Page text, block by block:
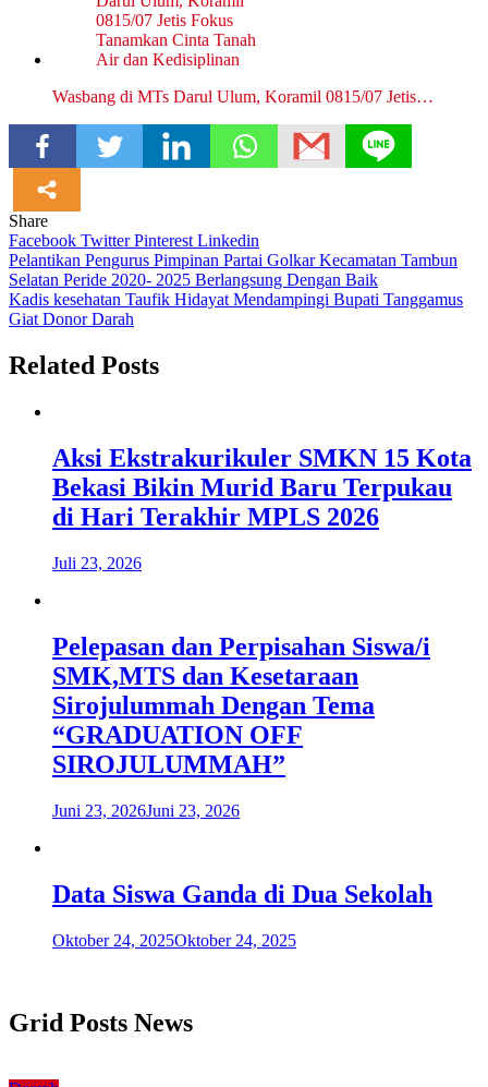
Wasbang di MTs Darul Ulum, Koramil 0815/07 Jetis…
Share
Facebook TwitterPinterest Linkedin
Navigasi
pos
Pelantikan Pengurus Pimpinan Partai Golkar Kecamatan Tambun
Selatan Peride 2020- 2025 Berlangsung Dengan Baik
Kadis kesehatan Taufik Hidayat Mendampingi Bupati Tanggamus
Giat Donor Darah
Related Posts
Aksi Ekstrakurikuler SMKN 15 Kota
Bekasi Bikin Murid Baru Terpukau
di Hari Terakhir MPLS 2026
Juli 23, 2026
Pelepasan dan Perpisahan Siswa/i
SMK,MTS dan Kesetaraan
Sirojulummah Dengan Tema
“GRADUATION OFF
SIROJULUMMAH”
Juni 23, 2026Juni 23, 2026
Data Siswa Ganda di Dua Sekolah
Oktober 24, 2025Oktober 24, 2025
Grid Posts News